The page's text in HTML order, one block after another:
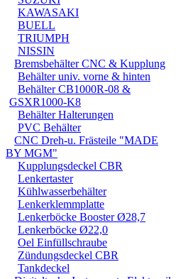
KAWASAKI
BUELL
TRIUMPH
NISSIN
Bremsbehälter CNC & Kupplung
Behälter univ. vorne & hinten
Behälter CB1000R-08 &
GSXR1000-K8
Behälter Halterungen
PVC Behälter
CNC Dreh-u. Frästeile "MADE
BY MGM"
Kupplungsdeckel CBR
Lenkertaster
Kühlwasserbehälter
Lenkerklemmplatte
Lenkerböcke Booster Ø28,7
Lenkerböcke Ø22,0
Oel Einfüllschraube
Zündungsdeckel CBR
Tankdeckel